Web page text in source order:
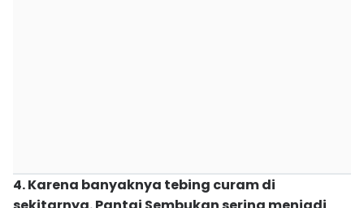
4. Karena banyaknya tebing curam di